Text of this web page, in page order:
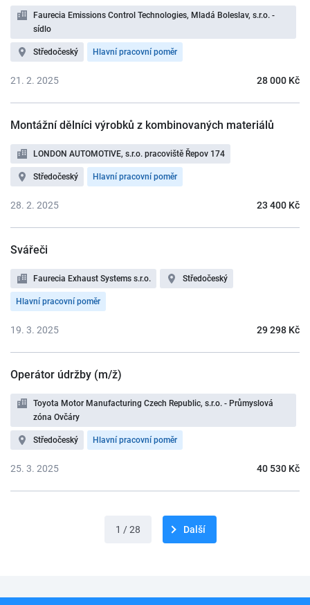
Faurecia Emissions Control Technologies, Mladá Boleslav, s.r.o. -
sídlo
Středočeský Hlavní pracovní poměr
28 000 Kč
21. 2. 2025
Montážní dělníci výrobků z kombinovaných materiálů
LONDON AUTOMOTIVE, s.r.o. pracoviště Řepov 174
Středočeský Hlavní pracovní poměr
23 400 Kč
28. 2. 2025
Svářeči
Faurecia Exhaust Systems s.r.o. Středočeský
Hlavní pracovní poměr
29 298 Kč
19. 3. 2025
Operátor údržby (m/ž)
Toyota Motor Manufacturing Czech Republic, s.r.o. - Průmyslová
zóna Ovčáry
Středočeský Hlavní pracovní poměr
40 530 Kč
25. 3. 2025
1 / 28 Další